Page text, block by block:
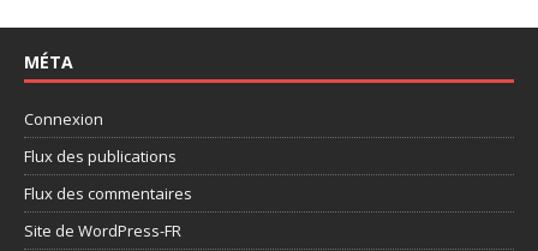
MÉTA
Connexion
Flux des publications
Flux des commentaires
Site de WordPress-FR